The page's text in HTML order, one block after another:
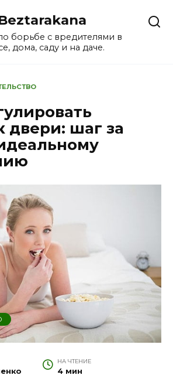
борьбе с вредителями в
дома, саду и на даче.
двери: шаг за
НА ЧТЕНИЕ
4 мин